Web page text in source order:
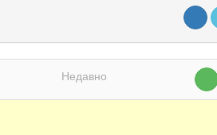
Недавно